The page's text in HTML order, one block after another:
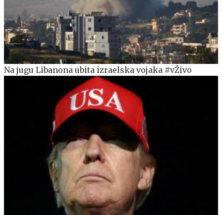
Na jugu Libanona ubita izraelska vojaka #vŽivo